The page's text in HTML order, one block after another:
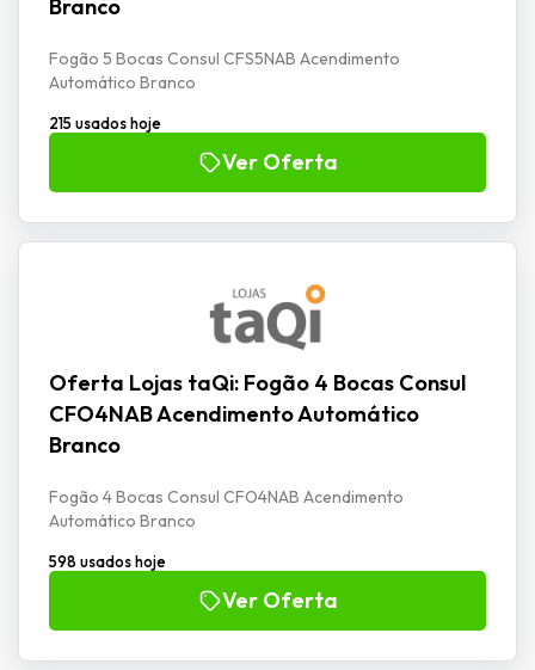
Branco
Fogão 5 Bocas Consul CFS5NAB Acendimento
Automático Branco
215 usados hoje
Ver Oferta
Oferta Lojas taQi: Fogão 4 Bocas Consul
CFO4NAB Acendimento Automático
Branco
Fogão 4 Bocas Consul CFO4NAB Acendimento
Automático Branco
598 usados hoje
Ver Oferta